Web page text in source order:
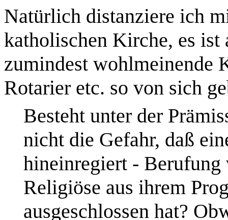
Natürlich distanziere ich
katholischen Kirche, es ist
zumindest wohlmeinende
Rotarier etc. so von sich
Besteht unter der
nicht die Gefahr, daß
hineinregiert -
Religiöse aus ihrem
ausgeschlossen hat?